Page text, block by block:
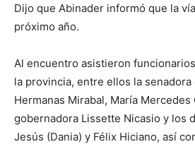
Dijo que Abinader informó que la
próximo año.
Al encuentro asistieron
la provincia, entre ellos la
Hermanas Mirabal, María
gobernadora Lissette Nicasio y los
Jesús (Dania) y Félix Hiciano, así